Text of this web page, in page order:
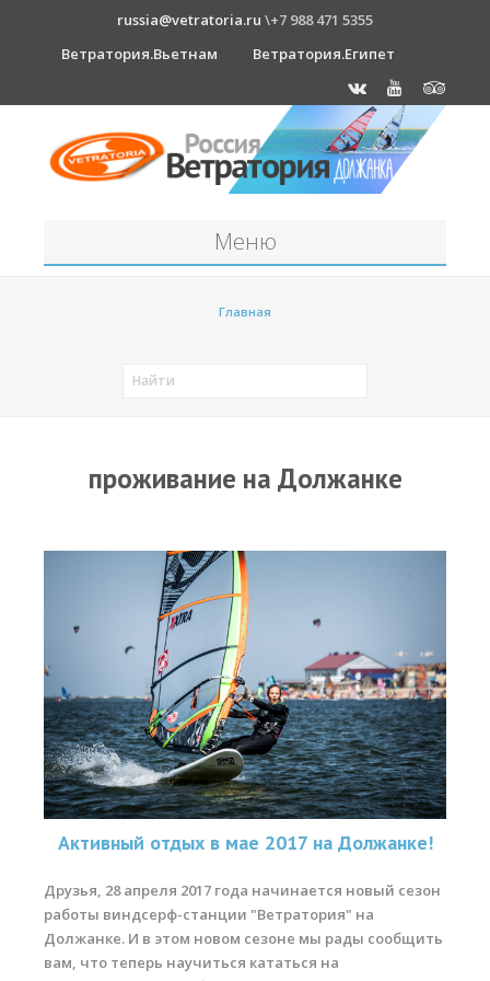
russia@vetratoria.ru \+7 988 471 5355
Ветратория.Вьетнам
Ветратория.Египет
Меню
Прогноз погоды
Активности
Вингфойлинг
Виндсерфинг
Кайтсерфинг
Новости
Медиа
Медиа архив
Видео
Цены
Главная
проживание на Должанке
Активный отдых в мае 2017 на Должанке!
Друзья, 28 апреля 2017 года начинается новый сезон
работы виндсерф-станции "Ветратория" на
Должанке. И в этом новом сезоне мы рады сообщить
вам, что теперь научиться кататься на